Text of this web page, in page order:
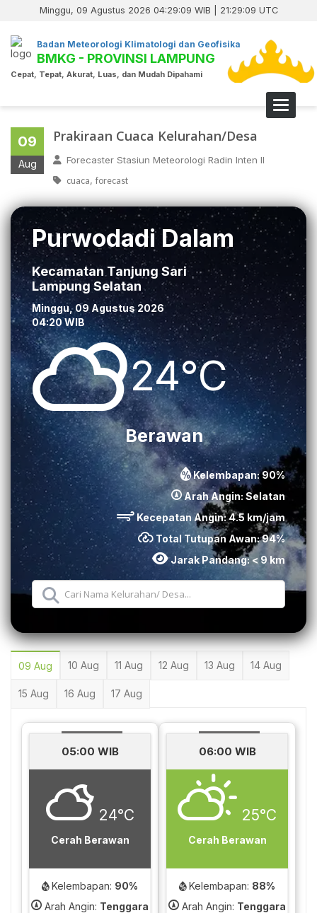
Minggu, 09 Agustus 2026 04:29:10 WIB | 21:29:10 UTC
Badan Meteorologi Klimatologi dan Geofisika
BMKG - PROVINSI LAMPUNG
Cepat, Tepat, Akurat, Luas, dan Mudah Dipahami
Toggle
09
Aug
Prakiraan Cuaca Kelurahan/Desa
Forecaster Stasiun Meteorologi Radin Inten II
cuaca, forecast
Purwodadi Dalam
Kecamatan Tanjung Sari
Lampung Selatan
Minggu, 09 Agustus 2026
04:20 WIB
24°C
Berawan
Kelembapan:90%
Arah Angin: Selatan
Kecepatan Angin:4.5 km/jam
Total Tutupan Awan:94%
Jarak Pandang:< 9 km
09 Aug 10 Aug 11 Aug 12 Aug 13 Aug 14 Aug
15 Aug 16 Aug 17 Aug
05:00 WIB
24°C
Cerah Berawan
Kelembapan: 90%
Arah Angin: Tenggara
06:00 WIB
25°C
Cerah Berawan
Kelembapan: 88%
Arah Angin: Tenggara